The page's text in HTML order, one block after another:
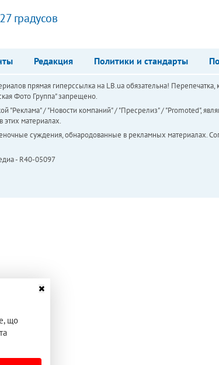
градусов
Редакция Политики и стандарты
прямая гиперссылка на LB.ua обязательна!
Фото Группа" запрещено.
"Реклама" / "Новости компаний" / "Пресрелиз" / "Promoted",
этих материалах.
суждения, обнародованные в рекламных материалах.
- R40-05097
що